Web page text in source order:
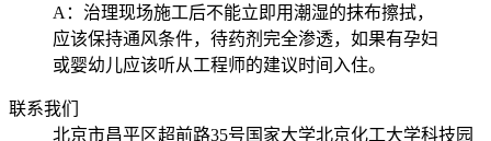
A：治理现场施工后不能立即用潮湿的抹布擦拭，
应该保持通风条件，待药剂完全渗透，如果有孕妇
或婴幼儿应该听从工程师的建议时间入住。
联系我们
北京市昌平区超前路35号国家大学北京化工大学科技园